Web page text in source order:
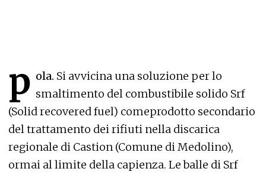
p ola. Si avvicina una soluzione per lo
smaltimento del combustibile solido Srf
(Solid recovered fuel) comeprodotto secondario
del trattamento dei rifiuti nella discarica
regionale di Castion (Comune di Medolino),
ormai al limite della capienza. Le balle di Srf